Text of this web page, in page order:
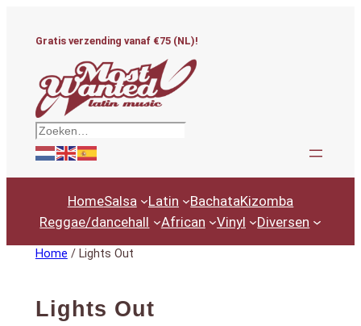
Gratis verzending vanaf €75 (NL)!
Zoeken
HomeSalsa Latin BachataKizomba
Reggae/dancehall
African Vinyl Diversen
Home / Lights Out
Lights Out